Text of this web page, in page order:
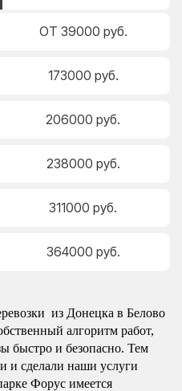
ОТ 39000 руб.
173000 руб.
206000 руб.
238000 руб.
311000 руб.
364000 руб.
из Донецка в Белово
алгоритм работ,
быстро и безопасно. Тем
и сделали наши услуги
Форус имеется